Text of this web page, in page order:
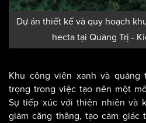
Dự án thiết kế và quy hoạch
hecta tại Quảng Trị -
Khu công viên xanh và quảng
trọng trong việc tạo nên một
Sự tiếp xúc với thiên nhiên và
giảm căng thẳng, tạo cảm giác